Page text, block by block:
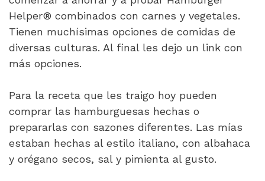
Helper® combinados con carnes y vegetales.
Tienen muchísimas opciones de comidas de
diversas culturas. Al final les dejo un link con
más opciones.
Para la receta que les traigo hoy pueden
comprar las hamburguesas hechas o
prepararlas con sazones diferentes. Las mías
estaban hechas al estilo italiano, con albahaca
y orégano secos, sal y pimienta al gusto.